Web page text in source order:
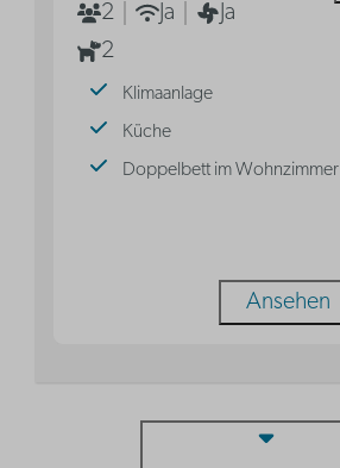
2
Ja
Ja
2
Klimaanlage
Küche
Doppelbett im Wohnzimmer
Ansehen